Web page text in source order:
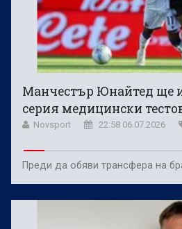
Манчестър Юнайтед ще
серия медицински
Novsport 22:58 06.07.2026
Преди да обяви трансфера на